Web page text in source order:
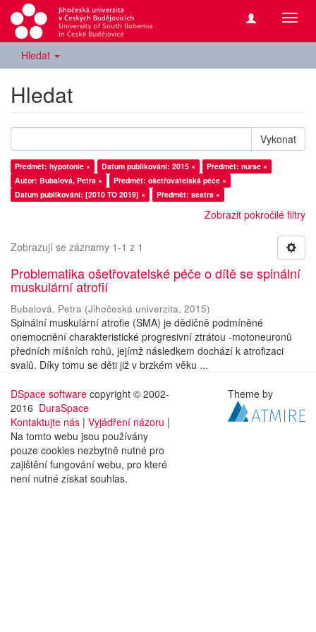
Hledat
Hledat
Vykonat
Předmět: hypotonie × Datum publikování: 2015 ×
Předmět: nurse ×
Autor: Bubalová, Petra ×
Předmět: ošetřovatelská péče ×
Datum publikování: [2010 TO 2019] ×
Předmět: sestra ×
Zobrazit pokročilé filtry
Zobrazují se záznamy 1-1 z 1
Problematika ošetřovatelské péče o dítě se spinální
muskulární atrofií
Bubalová, Petra (Jihočeská univerzita, 2015)
Spinální muskulární atrofie (SMA) je dědičně podmíněné
onemocnění charakteristické progresivní ztrátou -motoneuronů
předních míšních rohů, jejímž následkem dochází k atrofizaci
svalů. Díky tomu se děti již v brzkém věku ...
DSpace software copyright © 2002-
2016 DuraSpace
Kontaktujte nás | Vyjádření názoru |
Na tomto webu jsou používány
pouze cookies nezbytně nutné pro
zajištění fungování webu, pro které
není nutné získat souhlas.
Theme by